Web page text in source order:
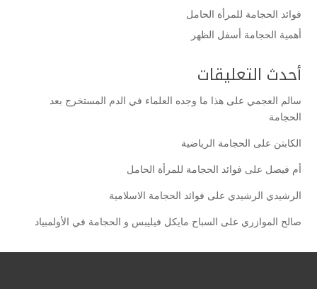
فوائد الحجامة للمرأة الحامل
أهمية الحجامة أسفل الظهر
أحدث التعليقات
سالم العجمي على هذا ما وجده العلماء في الدم المستخرج بعد
الحجامة
الكابتن على الحجامة الرياضية
أم فيصل على فوائد الحجامة للمرأة الحامل
الرشيدي الرشيدي على فوائد الحجامة الاسلامية
صالح الموازري على السباح مايكل فيليبس و الحجامة في الأولمبياد